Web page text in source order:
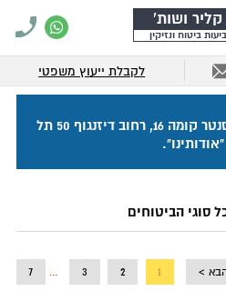
קליר ושות'
ביטוח ונזיקין
לקבלת ייעוץ משפטי
כתובתנו: מגדל על דיזנגוף סנטר קומה 16, רחוב דיזנגוף 50 תל
סוגי הביטוחים
>
1
2
3
7